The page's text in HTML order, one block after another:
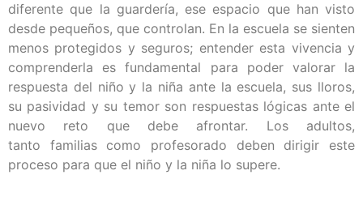
diferente que la guardería, ese espacio que han visto
desde pequeños, que controlan. En la escuela se sienten
menos protegidos y seguros; entender esta vivencia y
comprenderla es fundamental para poder valorar la
respuesta del niño y la niña ante la escuela, sus lloros,
su pasividad y su temor son respuestas lógicas ante el
nuevo reto que debe afrontar. Los adultos,
tanto familias como profesorado deben dirigir este
proceso para que el niño y la niña lo supere.